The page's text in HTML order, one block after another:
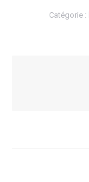
Catégorie :